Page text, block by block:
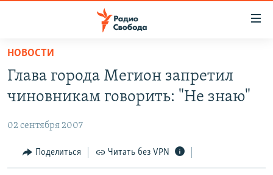
упрощенного
доступа
основному
Вернутся
ЦИТАТЫ СВОБОДЫ
МНЕНИЯ
НОВОСТИ
Глава города Мегион запретил
чиновникам говорить: "Не знаю"
02 сентября 2007
Поделиться Читать без VPN